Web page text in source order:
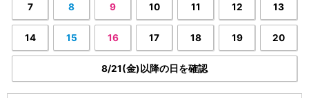
7 8 9 10 11 12 13
14 15 16 17 18 19 20
8/21(金)以降の日を確認